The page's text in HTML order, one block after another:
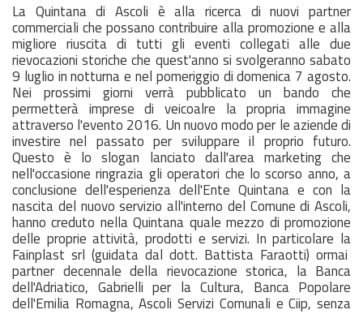
La Quintana di Ascoli è alla ricerca di nuovi partner
commerciali che possano contribuire alla promozione e alla
migliore riuscita di tutti gli eventi collegati alle due
rievocazioni storiche che quest'anno si svolgeranno sabato
9 luglio in notturna e nel pomeriggio di domenica 7 agosto.
Nei prossimi giorni verrà pubblicato un bando che
permetterà imprese di veicoalre la propria immagine
attraverso l'evento 2016. Un nuovo modo per le aziende di
investire nel passato per sviluppare il proprio futuro.
Questo è lo slogan lanciato dall'area marketing che
nell'occasione ringrazia gli operatori che lo scorso anno, a
conclusione dell'esperienza dell'Ente Quintana e con la
nascita del nuovo servizio all'interno del Comune di Ascoli,
hanno creduto nella Quintana quale mezzo di promozione
delle proprie attività, prodotti e servizi. In particolare la
Fainplast srl (guidata dal dott. Battista Faraotti) ormai
partner decennale della rievocazione storica, la Banca
dell'Adriatico, Gabrielli per la Cultura, Banca Popolare
dell'Emilia Romagna, Ascoli Servizi Comunali e Ciip, senza